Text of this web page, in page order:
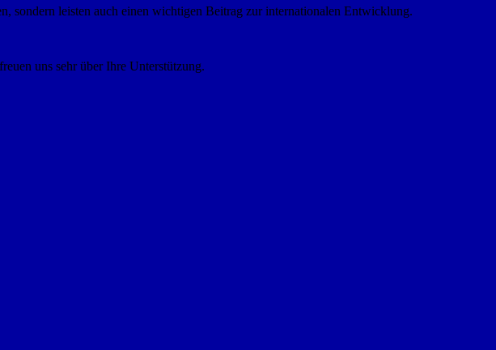
sondern leisten auch einen wichtigen Beitrag zur internationalen Entwicklung.
uns sehr über Ihre Unterstützung.